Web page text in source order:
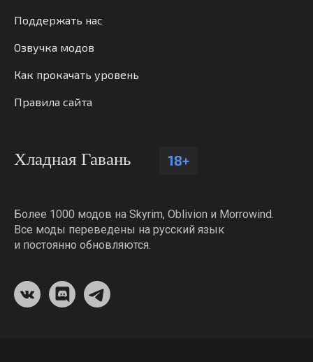
Поддержать нас
Озвучка модов
Как прокачать уровень
Правила сайта
Хладная Гавань 18+
Более 1000 модов на Skyrim, Oblivion и Morrowind.
Все моды переведены на русский язык
и постоянно обновляются.